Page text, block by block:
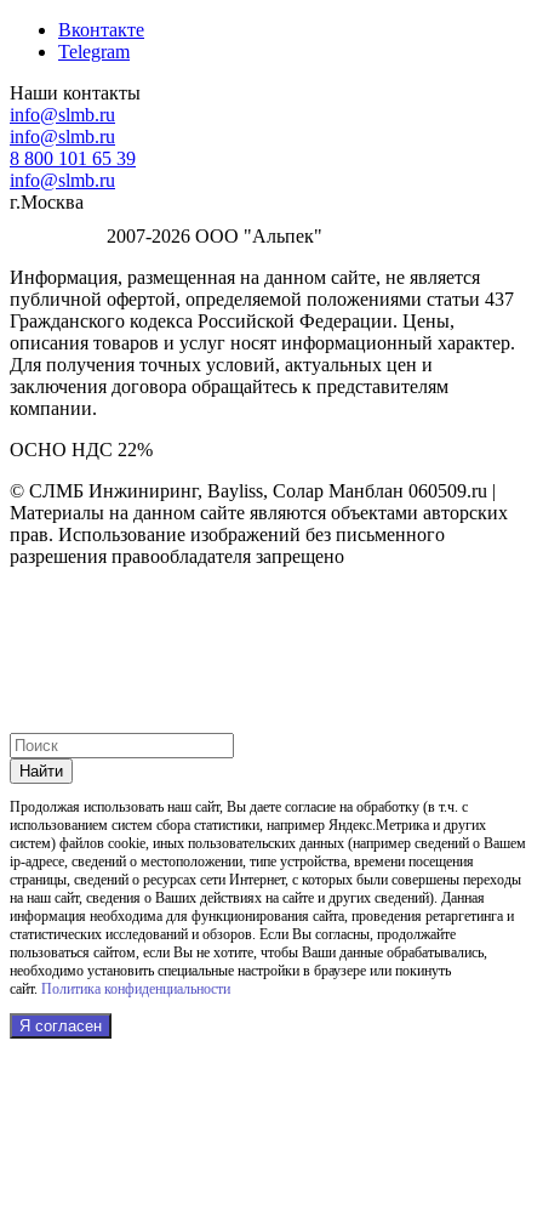
Вконтакте
Telegram
Наши контакты
info@slmb.ru
info@slmb.ru
8 800 101 65 39
info@slmb.ru
г.Москва
2007-2026 ООО "Альпек"
Информация, размещенная на данном сайте, не является
публичной офертой, определяемой положениями статьи 437
Гражданского кодекса Российской Федерации. Цены,
описания товаров и услуг носят информационный характер.
Для получения точных условий, актуальных цен и
заключения договора обращайтесь к представителям
компании.
ОСНО НДС 22%
© СЛМБ Инжиниринг, Bayliss, Солар Манблан 060509.ru |
Материалы на данном сайте являются объектами авторских
прав. Использование изображений без письменного
разрешения правообладателя запрещено
Найти
Продолжая использовать наш cайт, Вы даете согласие на обработку (в т.ч. с
использованием систем сбора статистики, например Яндекс.Метрика и других
систем) файлов cookie, иных пользовательских данных (например сведений о Вашем
ip-адресе, сведений о местоположении, типе устройства, времени посещения
страницы, сведений о ресурсах сети Интернет, с которых были совершены переходы
на наш сайт, сведения о Ваших действиях на сайте и других сведений). Данная
информация необходима для функционирования сайта, проведения ретаргетинга и
статистических исследований и обзоров. Если Вы согласны, продолжайте
пользоваться сайтом, если Вы не хотите, чтобы Ваши данные обрабатывались,
необходимо установить специальные настройки в браузере или покинуть
сайт. Политика конфиденциальности
Я согласен